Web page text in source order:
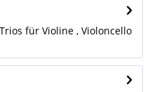
für Violine , Violoncello